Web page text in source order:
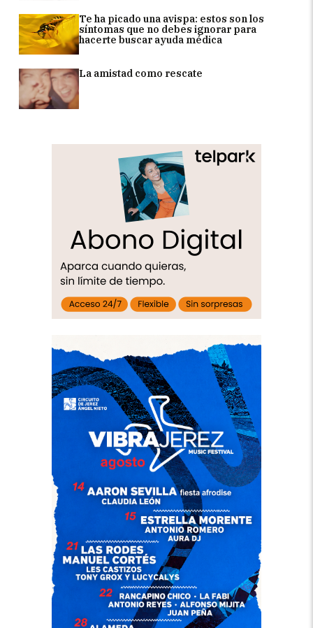
Te ha picado una avispa: estos son los
síntomas que no debes ignorar para
hacerte buscar ayuda médica
La amistad como rescate